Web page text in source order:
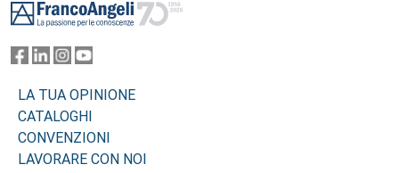
LA TUA OPINIONE
CATALOGHI
CONVENZIONI
LAVORARE CON NOI